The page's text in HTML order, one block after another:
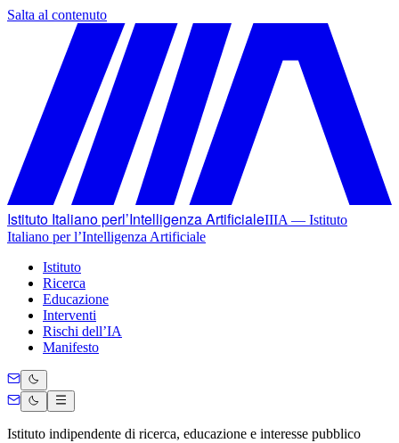
Salta al contenuto
Istituto Italiano perl’Intelligenza ArtificialeIIIA — Istituto
Italiano per l’Intelligenza Artificiale
Istituto
Ricerca
Educazione
Interventi
Rischi dell’IA
Manifesto
Istituto indipendente di ricerca, educazione e interesse pubblico